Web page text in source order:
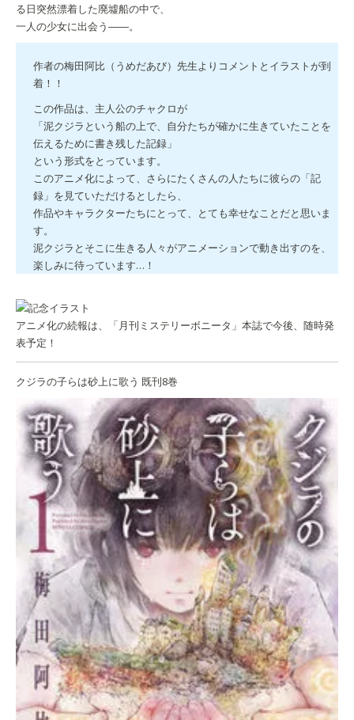
る日突然漂着した廃墟船の中で、
一人の少女に出会う――。
作者の梅田阿比（うめだあび）先生よりコメントとイラストが到
着！！
この作品は、主人公のチャクロが
「泥クジラという船の上で、自分たちが確かに生きていたことを
伝えるために書き残した記録」
という形式をとっています。
このアニメ化によって、さらにたくさんの人たちに彼らの「記
録」を見ていただけるとしたら、
作品やキャラクターたちにとって、とても幸せなことだと思いま
す。
泥クジラとそこに生きる人々がアニメーションで動き出すのを、
楽しみに待っています…！
アニメ化の続報は、「月刊ミステリーボニータ」本誌で今後、随時発
表予定！
クジラの子らは砂上に歌う 既刊8巻